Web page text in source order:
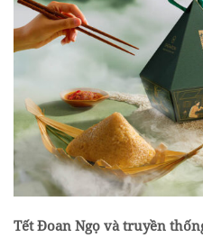
Tết Đoan Ngọ và truyền